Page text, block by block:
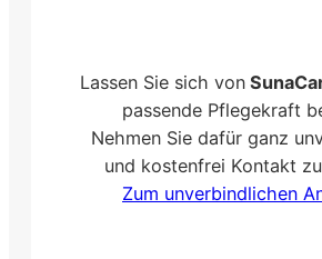
Lassen Sie sich von
passende Pflegekraft
Nehmen Sie dafür ganz
und kostenfrei Kontakt
Zum unverbindlichen